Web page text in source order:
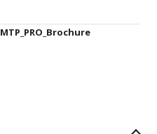
MTP_PRO_Brochure